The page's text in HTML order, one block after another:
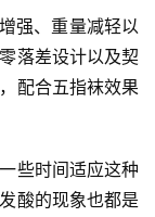
强、重量减轻以
落差设计以及契
配合五指袜效果
些时间适应这种
酸的现象也都是